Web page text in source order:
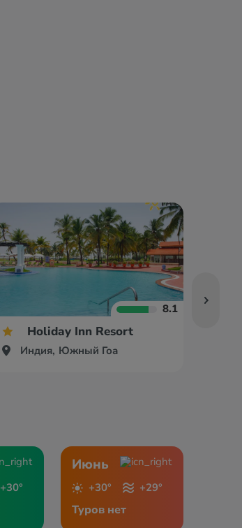
8.1
Holiday Inn Resort
Индия, Южный Гоа
+30°
Июнь
+30° +29°
Туров нет